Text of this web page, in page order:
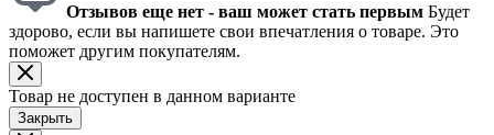
Отзывов еще нет - ваш может стать первым Будет
здорово, если вы напишете свои впечатления о товаре. Это
поможет другим покупателям.
Товар не доступен в данном варианте
Закрыть